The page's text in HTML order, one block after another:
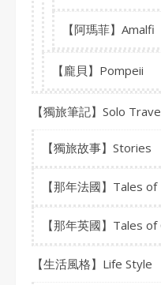
【阿瑪菲】Amalfi
【龐貝】Pompeii
【獨旅筆記】Solo
【獨旅故事】Stories
【那年法國】Tales of
【那年英國】Tales of
【生活風格】Life Style